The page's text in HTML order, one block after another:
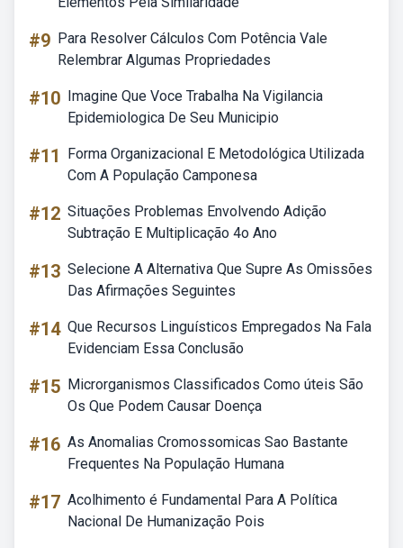
#9 Para Resolver Cálculos Com Potência Vale
Relembrar Algumas Propriedades
#10 Imagine Que Voce Trabalha Na Vigilancia
Epidemiologica De Seu Municipio
#11
Forma Organizacional E Metodológica Utilizada
Com A População Camponesa
#12 Situações Problemas Envolvendo Adição
Subtração E Multiplicação 4o Ano
#13 Selecione A Alternativa Que Supre As Omissões
Das Afirmações Seguintes
#14 Que Recursos Linguísticos Empregados Na Fala
Evidenciam Essa Conclusão
#15 Microrganismos Classificados Como úteis São
Os Que Podem Causar Doença
#16 As Anomalias Cromossomicas Sao Bastante
Frequentes Na População Humana
#17 Acolhimento é Fundamental Para A Política
Nacional De Humanização Pois